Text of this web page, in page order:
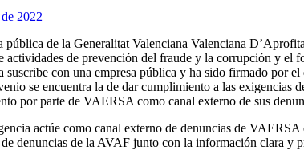
2022
pública de la Generalitat Valenciana Valenciana
actividades de prevención del fraude y la corrupción y el
con una empresa pública y ha sido firmado
se encuentra la de dar cumplimiento a las
por parte de VAERSA como canal externo de sus
actúe como canal externo de denuncias de
denuncias de la AVAF junto con la información clara y